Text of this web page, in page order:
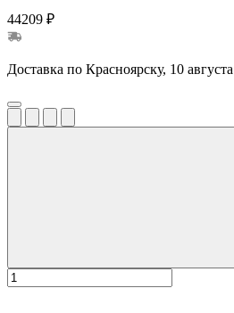
44209 ₽
Доставка по Красноярску, 10 августа